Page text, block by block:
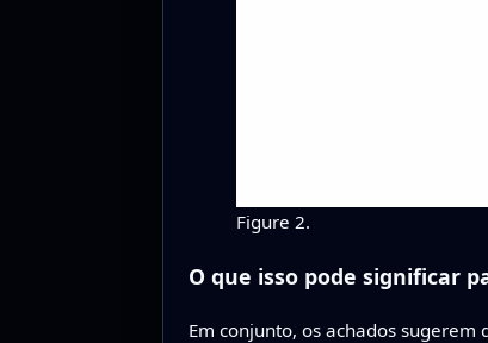
Figure 2.
O que isso pode significar
Em conjunto, os achados